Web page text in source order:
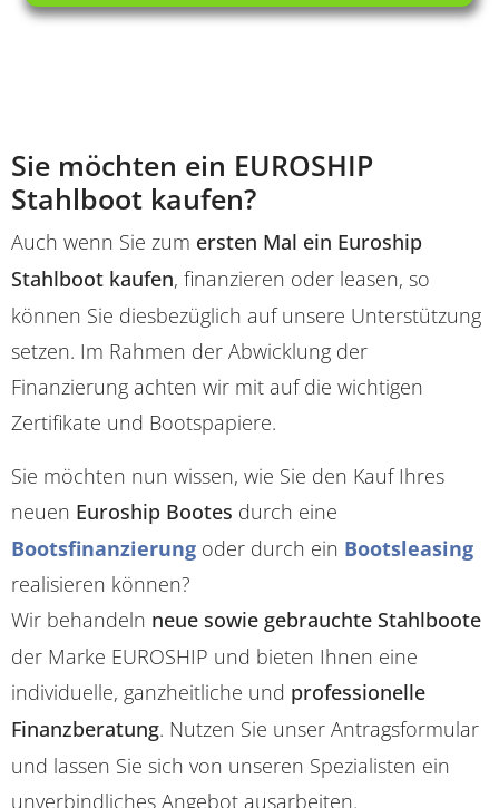
Sie möchten ein EUROSHIP
Stahlboot kaufen?
Auch wenn Sie zum ersten Mal ein Euroship
Stahlboot kaufen, finanzieren oder leasen, so
können Sie diesbezüglich auf unsere Unterstützung
setzen. Im Rahmen der Abwicklung der
Finanzierung achten wir mit auf die wichtigen
Zertifikate und Bootspapiere.
Sie möchten nun wissen, wie Sie den Kauf Ihres
neuen Euroship Bootes durch eine
Bootsfinanzierung oder durch ein Bootsleasing
realisieren können?
Wir behandeln neue sowie gebrauchte Stahlboote
der Marke EUROSHIP und bieten Ihnen eine
individuelle, ganzheitliche und professionelle
Finanzberatung. Nutzen Sie unser Antragsformular
und lassen Sie sich von unseren Spezialisten ein
unverbindliches Angebot ausarbeiten.